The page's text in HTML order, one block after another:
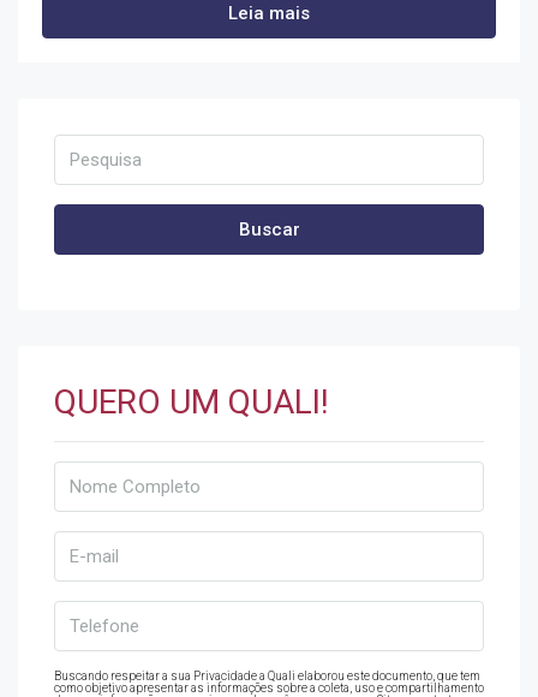
Leia mais
Buscar
QUERO UM QUALI!
Buscando respeitar a sua Privacidade a Quali elaborou este documento, que tem
como objetivo apresentar as informações sobre a coleta, uso e compartilhamento